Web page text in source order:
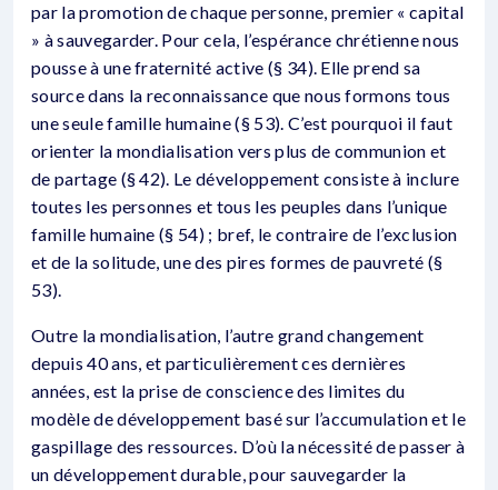
par la promotion de chaque personne, premier « capital
» à sauvegarder. Pour cela, l’espérance chrétienne nous
pousse à une fraternité active (§ 34). Elle prend sa
source dans la reconnaissance que nous formons tous
une seule famille humaine (§ 53). C’est pourquoi il faut
orienter la mondialisation vers plus de communion et
de partage (§ 42). Le développement consiste à inclure
toutes les personnes et tous les peuples dans l’unique
famille humaine (§ 54) ; bref, le contraire de l’exclusion
et de la solitude, une des pires formes de pauvreté (§
53).
Outre la mondialisation, l’autre grand changement
depuis 40 ans, et particulièrement ces dernières
années, est la prise de conscience des limites du
modèle de développement basé sur l’accumulation et le
gaspillage des ressources. D’où la nécessité de passer à
un développement durable, pour sauvegarder la